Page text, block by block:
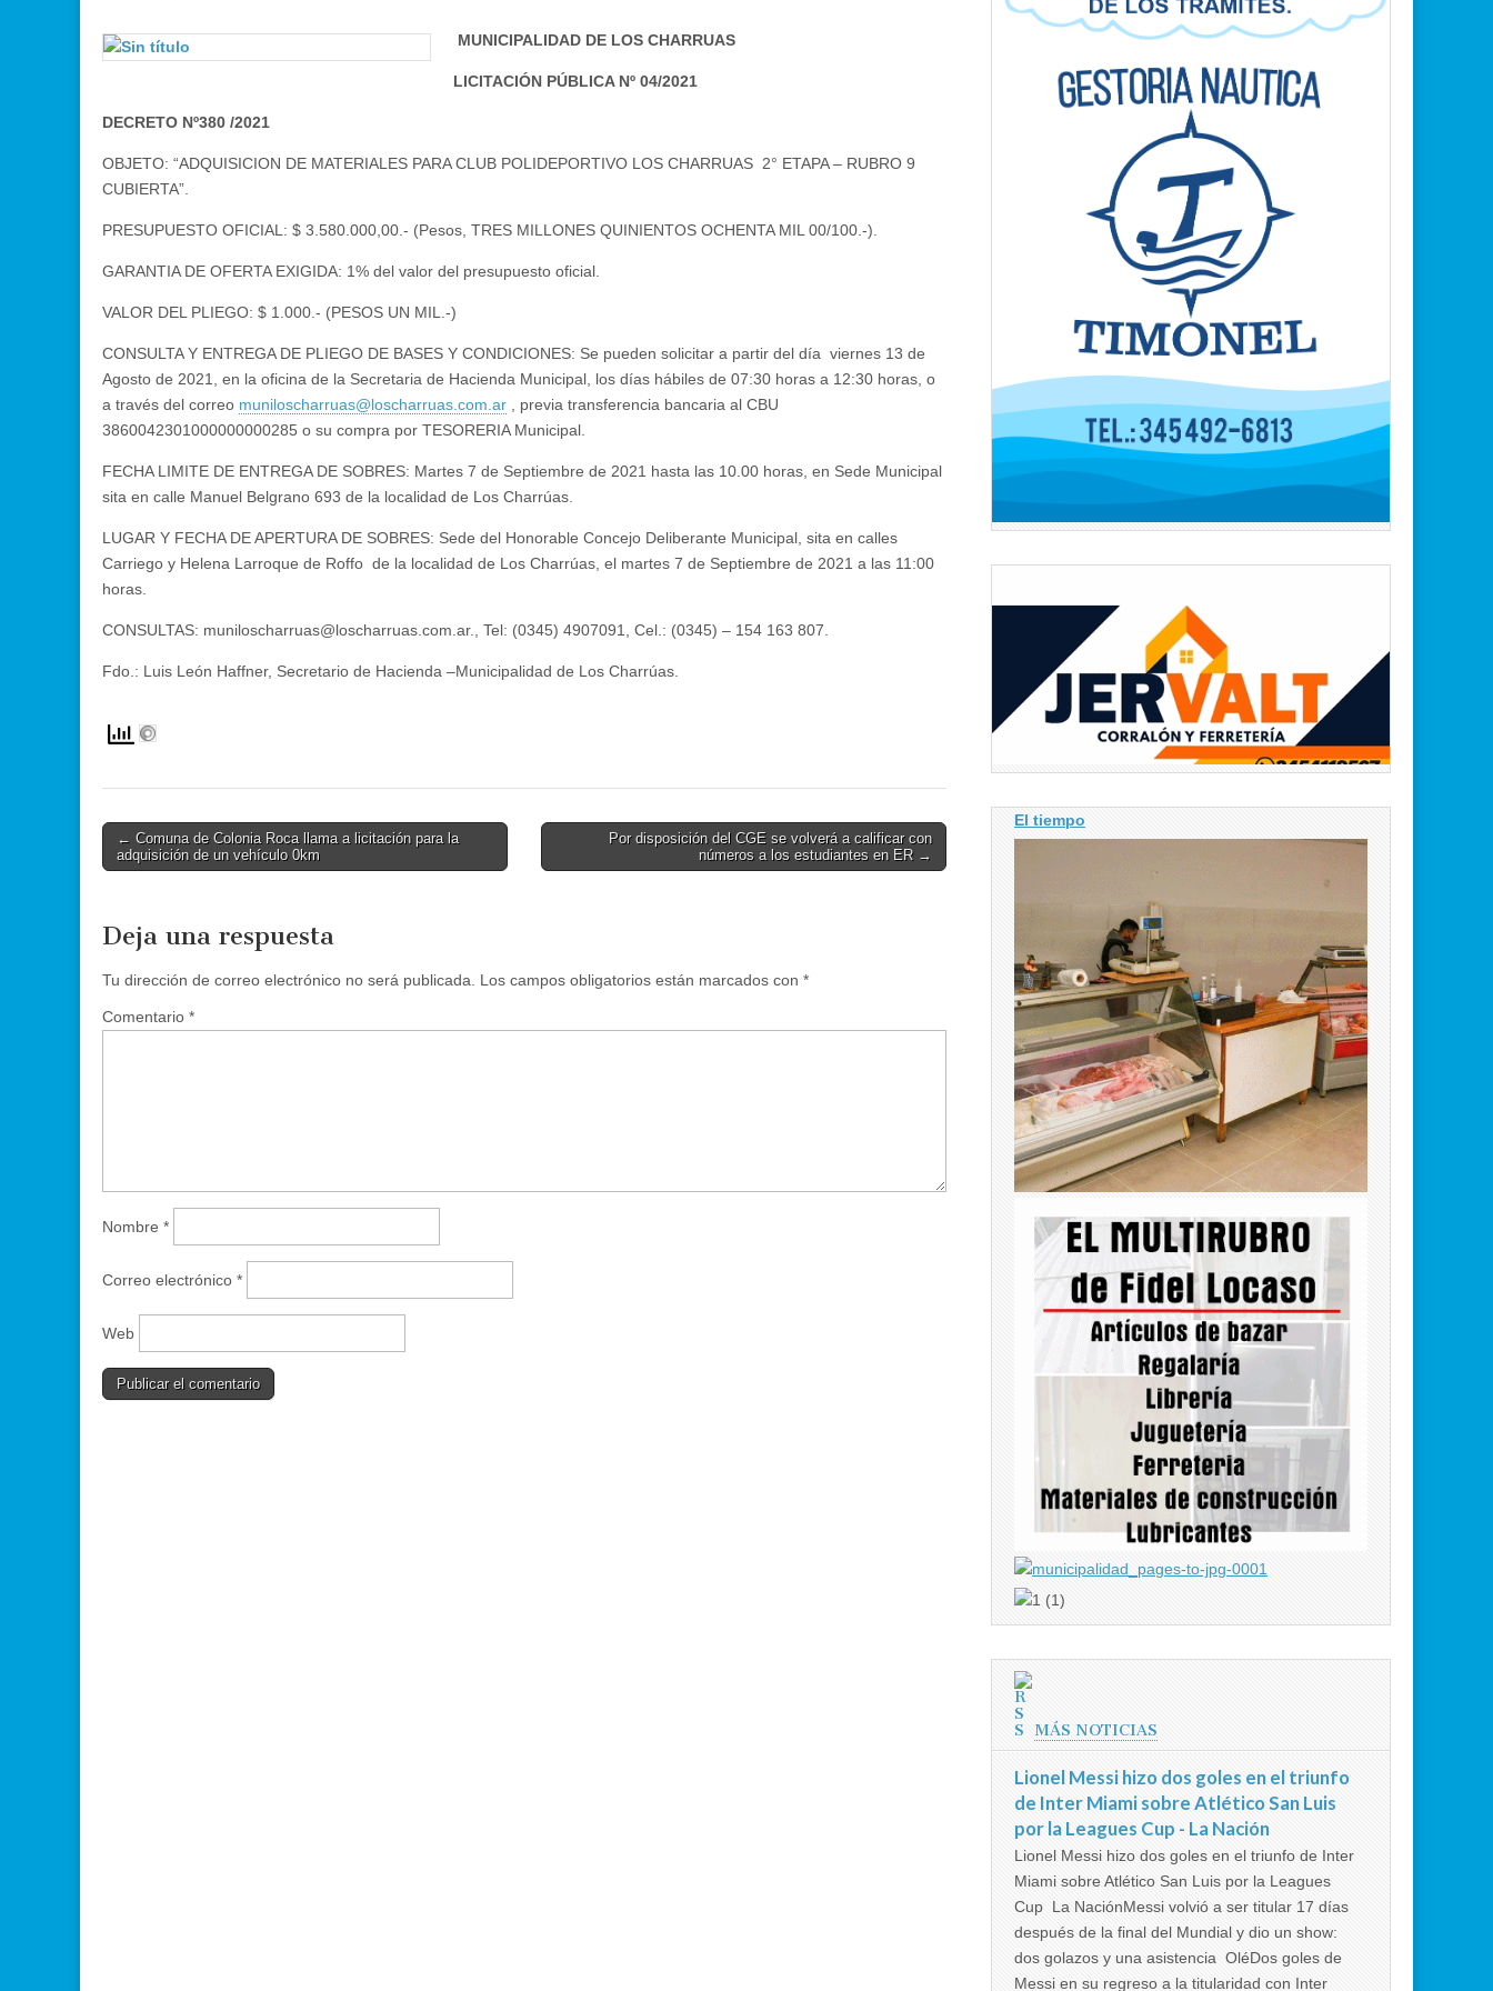
MUNICIPALIDAD DE LOS CHARRUAS
LICITACIÓN PÚBLICA Nº 04/2021
DECRETO Nº380 /2021
OBJETO: “ADQUISICION DE MATERIALES PARA CLUB POLIDEPORTIVO LOS CHARRUAS 2° ETAPA – RUBRO 9
CUBIERTA”.
PRESUPUESTO OFICIAL: $ 3.580.000,00.- (Pesos, TRES MILLONES QUINIENTOS OCHENTA MIL 00/100.-).
GARANTIA DE OFERTA EXIGIDA: 1% del valor del presupuesto oficial.
VALOR DEL PLIEGO: $ 1.000.- (PESOS UN MIL.-)
CONSULTA Y ENTREGA DE PLIEGO DE BASES Y CONDICIONES: Se pueden solicitar a partir del día viernes 13 de
Agosto de 2021, en la oficina de la Secretaria de Hacienda Municipal, los días hábiles de 07:30 horas a 12:30 horas, o
a través del correo muniloscharruas@loscharruas.com.ar , previa transferencia bancaria al CBU
3860042301000000000285 o su compra por TESORERIA Municipal.
FECHA LIMITE DE ENTREGA DE SOBRES: Martes 7 de Septiembre de 2021 hasta las 10.00 horas, en Sede Municipal
sita en calle Manuel Belgrano 693 de la localidad de Los Charrúas.
LUGAR Y FECHA DE APERTURA DE SOBRES: Sede del Honorable Concejo Deliberante Municipal, sita en calles
Carriego y Helena Larroque de Roffo de la localidad de Los Charrúas, el martes 7 de Septiembre de 2021 a las 11:00
horas.
CONSULTAS: muniloscharruas@loscharruas.com.ar., Tel: (0345) 4907091, Cel.: (0345) – 154 163 807.
Fdo.: Luis León Haffner, Secretario de Hacienda –Municipalidad de Los Charrúas.
Post
navigation
← Comuna de Colonia Roca llama a licitación para la
adquisición de un vehículo 0km
Por disposición del CGE se volverá a calificar con
números a los estudiantes en ER →
Deja una respuesta
Tu dirección de correo electrónico no será publicada. Los campos obligatorios están marcados con *
Comentario *
Nombre *
Correo electrónico *
Web
El tiempo
MÁS NOTICIAS
Lionel Messi hizo dos goles en el triunfo
de Inter Miami sobre Atlético San Luis
por la Leagues Cup - La Nación
Lionel Messi hizo dos goles en el triunfo de Inter
Miami sobre Atlético San Luis por la Leagues
Cup La NaciónMessi volvió a ser titular 17 días
después de la final del Mundial y dio un show:
dos golazos y una asistencia OléDos goles de
Messi en su regreso a la titularidad con Inter